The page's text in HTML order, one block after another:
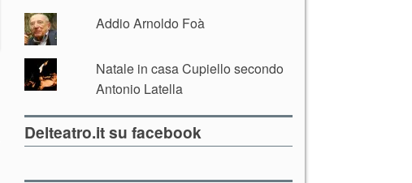
Addio Arnoldo Foà
Natale in casa Cupiello secondo
Antonio Latella
Delteatro.it su facebook